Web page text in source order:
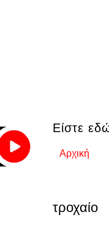
Είστε
Αρχική
τροχαίο